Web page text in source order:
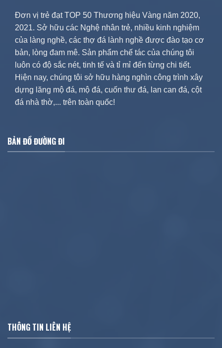
Đơn vị trẻ đạt TOP 50 Thương hiệu Vàng năm 2020,
2021. Sở hữu các Nghệ nhân trẻ, nhiều kinh nghiệm
của làng nghề, các thợ đá lành nghề được đào tạo cơ
bản, lòng đam mê. Sản phẩm chế tác của chúng tôi
luôn có độ sắc nét, tinh tế và tỉ mỉ đến từng chi tiết.
Hiện nay, chúng tôi sở hữu hàng nghìn công trình xây
dựng lăng mộ đá, mộ đá, cuốn thư đá, lan can đá, cột
đá nhà thờ,... trên toàn quốc!
BẢN ĐỒ ĐƯỜNG ĐI
THÔNG TIN LIÊN HỆ